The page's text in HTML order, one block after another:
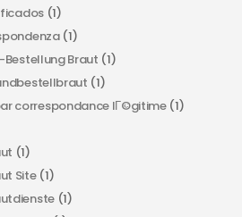
(1)
(1)
Bestellung Braut (1)
(1)
correspondance lГ©gitime(1)
(1)
Site(1)
(1)